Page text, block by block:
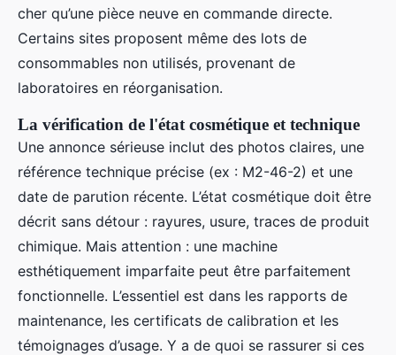
cher qu’une pièce neuve en commande directe.
Certains sites proposent même des lots de
consommables non utilisés, provenant de
laboratoires en réorganisation.
La vérification de l'état cosmétique et technique
Une annonce sérieuse inclut des photos claires, une
référence technique précise (ex : M2-46-2) et une
date de parution récente. L’état cosmétique doit être
décrit sans détour : rayures, usure, traces de produit
chimique. Mais attention : une machine
esthétiquement imparfaite peut être parfaitement
fonctionnelle. L’essentiel est dans les rapports de
maintenance, les certificats de calibration et les
témoignages d’usage. Y a de quoi se rassurer si ces